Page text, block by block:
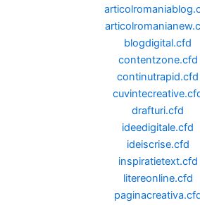
blogdigital.cfd
contentzone.cfd
continutrapid.cfd
drafturi.cfd
ideedigitale.cfd
ideiscrise.cfd
inspiratietext.cfd
litereonline.cfd